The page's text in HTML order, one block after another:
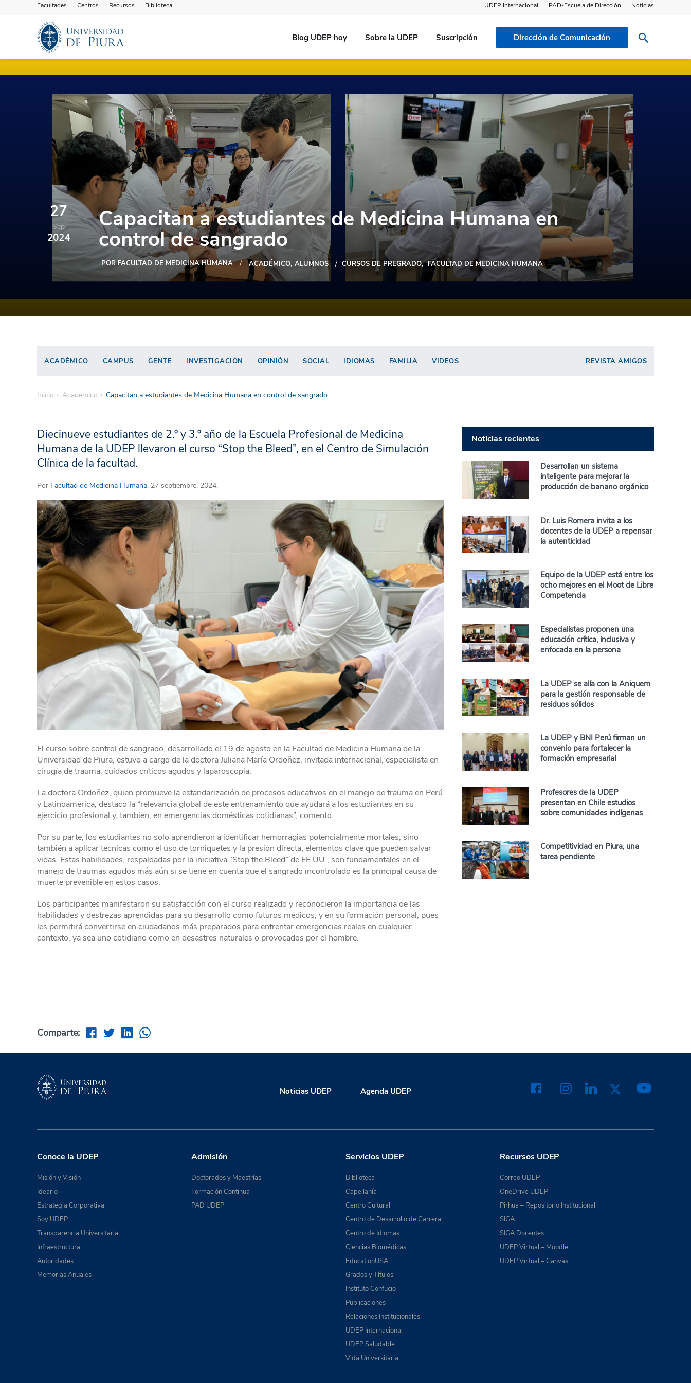
Facultades Centros Recursos Biblioteca UDEP Internacional PAD-Escuela de Dirección Noticias
Blog UDEP hoy Sobre la UDEP Suscripción Dirección de Comunicación
27
Sep
2024
Capacitan a estudiantes de Medicina Humana en
control de sangrado
POR FACULTAD DE MEDICINA HUMANA ACADÉMICO ALUMNOS CURSOS DE PREGRADO FACULTAD DE MEDICINA HUMANA
ACADÉMICO CAMPUS GENTE INVESTIGACIÓN OPINIÓN SOCIAL IDIOMAS FAMILIA VIDEOS REVISTA AMIGOS
Inicio Académico Capacitan a estudiantes de Medicina Humana en control de sangrado
Diecinueve estudiantes de 2.º y 3.º año de la Escuela Profesional de Medicina
Humana de la UDEP llevaron el curso “Stop the Bleed”, en el Centro de Simulación
Clínica de la facultad.
Por Facultad de Medicina Humana. 27 septiembre, 2024.
El curso sobre control de sangrado, desarrollado el 19 de agosto en la Facultad de Medicina Humana de la
Universidad de Piura, estuvo a cargo de la doctora Juliana María Ordoñez, invitada internacional, especialista en
cirugía de trauma, cuidados críticos agudos y laparoscopia.
La doctora Ordoñez, quien promueve la estandarización de procesos educativos en el manejo de trauma en Perú
y Latinoamérica, destacó la “relevancia global de este entrenamiento que ayudará a los estudiantes en su
ejercicio profesional y, también, en emergencias domésticas cotidianas”, comentó.
Por su parte, los estudiantes no solo aprendieron a identificar hemorragias potencialmente mortales, sino
también a aplicar técnicas como el uso de torniquetes y la presión directa, elementos clave que pueden salvar
vidas. Estas habilidades, respaldadas por la iniciativa “Stop the Bleed” de EE.UU., son fundamentales en el
manejo de traumas agudos más aún si se tiene en cuenta que el sangrado incontrolado es la principal causa de
muerte prevenible en estos casos.
Los participantes manifestaron su satisfacción con el curso realizado y reconocieron la importancia de las
habilidades y destrezas aprendidas para su desarrollo como futuros médicos, y en su formación personal, pues
les permitirá convertirse en ciudadanos más preparados para enfrentar emergencias reales en cualquier
contexto, ya sea uno cotidiano como en desastres naturales o provocados por el hombre.
Comparte:
Noticias recientes
Desarrollan un sistema
inteligente para mejorar la
producción de banano orgánico
Dr. Luis Romera invita a los
docentes de la UDEP a repensar
la autenticidad
Equipo de la UDEP está entre los
ocho mejores en el Moot de Libre
Competencia
Especialistas proponen una
educación crítica, inclusiva y
enfocada en la persona
La UDEP se alía con la Aniquem
para la gestión responsable de
residuos sólidos
La UDEP y BNI Perú firman un
convenio para fortalecer la
formación empresarial
Profesores de la UDEP
presentan en Chile estudios
sobre comunidades indígenas
Competitividad en Piura, una
tarea pendiente
Noticias UDEP Agenda UDEP
Conoce la UDEP
Misión y Visión
Ideario
Estrategia Corporativa
Soy UDEP
Transparencia Universitaria
Infraestructura
Autoridades
Memorias Anuales
Admisión
Doctorados y Maestrías
Formación Continua
PAD UDEP
Servicios UDEP
Biblioteca
Capellanía
Centro Cultural
Centro de Desarrollo de Carrera
Centro de Idiomas
Ciencias Biomédicas
EducationUSA
Grados y Títulos
Instituto Confucio
Publicaciones
Relaciones Institucionales
UDEP Internacional
UDEP Saludable
Vida Universitaria
Recursos UDEP
Correo UDEP
OneDrive UDEP
Pirhua – Repositorio Institucional
SIGA
SIGA Docentes
UDEP Virtual – Moodle
UDEP Virtual – Canvas